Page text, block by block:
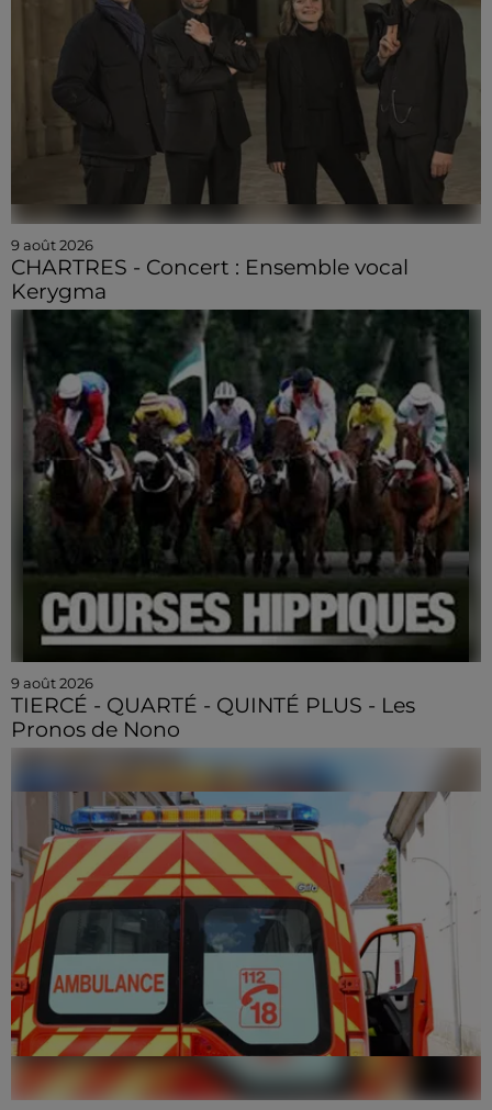
9 août 2026
CHARTRES - Concert : Ensemble vocal
Kerygma
9 août 2026
TIERCÉ - QUARTÉ - QUINTÉ PLUS - Les
Pronos de Nono